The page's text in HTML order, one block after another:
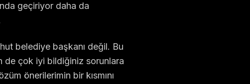
geçiriyor daha da
belediye başkanı değil. Bu
de çok iyi bildiğiniz sorunlara
önerilerimin bir kısmını